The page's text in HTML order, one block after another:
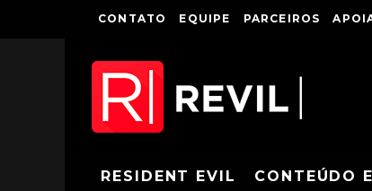
CONTATO EQUIPE PARCEIROS
RESIDENT EVIL CONTEÚDO